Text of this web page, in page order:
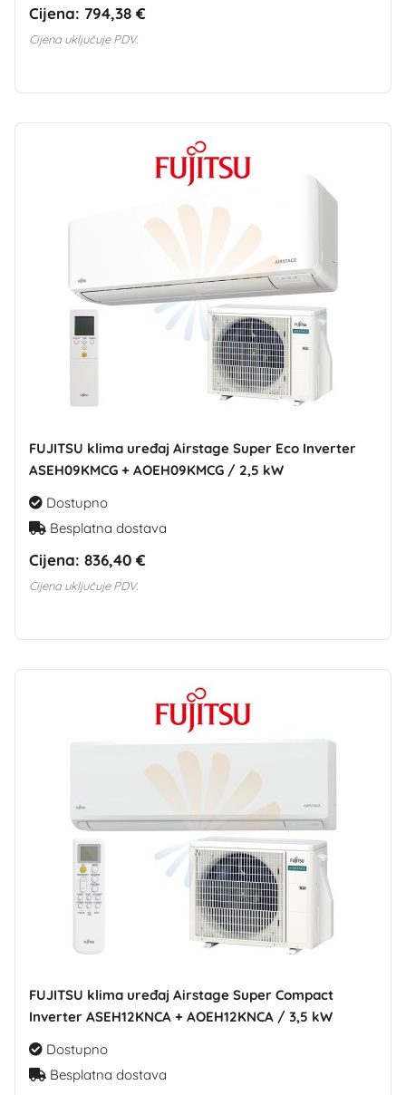
Cijena: 794,38 €
Cijena uključuje PDV.
FUJITSU klima uređaj Airstage Super Eco Inverter
ASEH09KMCG + AOEH09KMCG / 2,5 kW
Dostupno
Besplatna dostava
Cijena: 836,40 €
Cijena uključuje PDV.
FUJITSU klima uređaj Airstage Super Compact
Inverter ASEH12KNCA + AOEH12KNCA / 3,5 kW
Dostupno
Besplatna dostava